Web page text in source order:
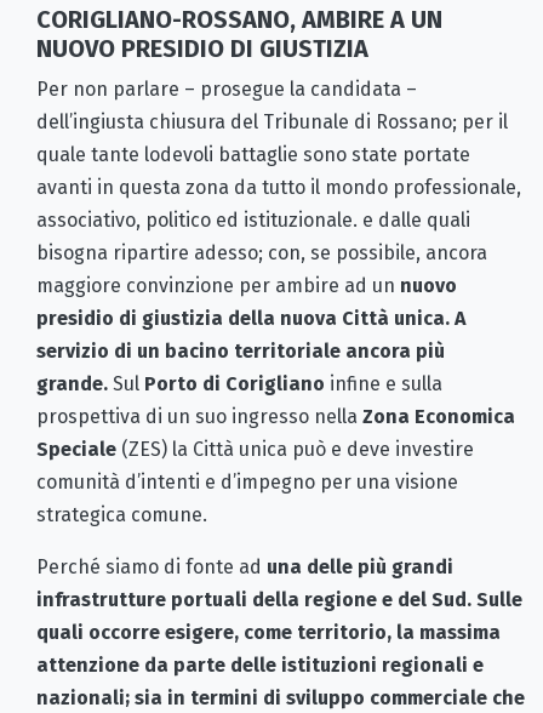
CORIGLIANO-ROSSANO, AMBIRE A UN
NUOVO PRESIDIO DI GIUSTIZIA
Per non parlare – prosegue la candidata –
dell’ingiusta chiusura del Tribunale di Rossano; per il
quale tante lodevoli battaglie sono state portate
avanti in questa zona da tutto il mondo professionale,
associativo, politico ed istituzionale. e dalle quali
bisogna ripartire adesso; con, se possibile, ancora
maggiore convinzione per ambire ad un nuovo
presidio di giustizia della nuova Città unica. A
servizio di un bacino territoriale ancora più
grande. Sul Porto di Corigliano infine e sulla
prospettiva di un suo ingresso nella Zona Economica
Speciale (ZES) la Città unica può e deve investire
comunità d’intenti e d’impegno per una visione
strategica comune.
Perché siamo di fonte ad una delle più grandi
infrastrutture portuali della regione e del Sud. Sulle
quali occorre esigere, come territorio, la massima
attenzione da parte delle istituzioni regionali e
nazionali; sia in termini di sviluppo commerciale che